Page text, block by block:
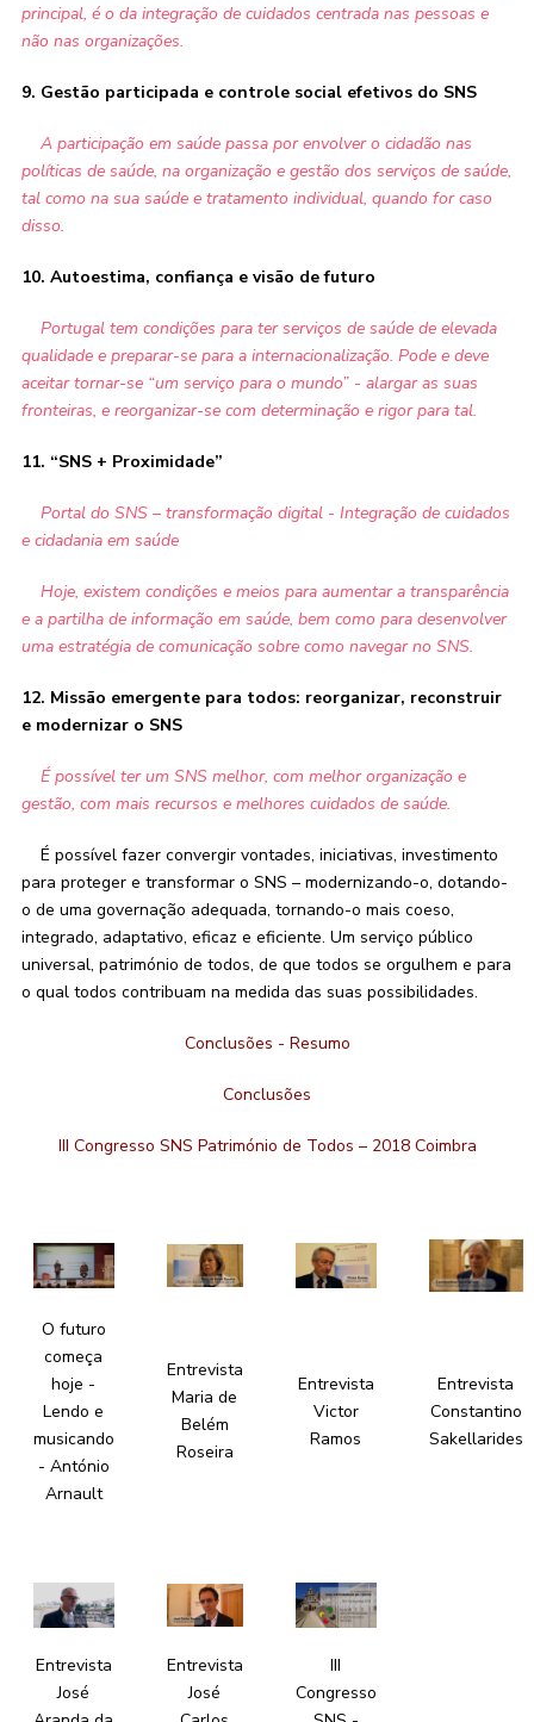
principal, é o da integração de cuidados centrada nas pessoas e
não nas organizações.
9. Gestão participada e controle social efetivos do SNS
A participação em saúde passa por envolver o cidadão nas
políticas de saúde, na organização e gestão dos serviços de saúde,
tal como na sua saúde e tratamento individual, quando for caso
disso.
10. Autoestima, confiança e visão de futuro
Portugal tem condições para ter serviços de saúde de elevada
qualidade e preparar-se para a internacionalização. Pode e deve
aceitar tornar-se “um serviço para o mundo” - alargar as suas
fronteiras, e reorganizar-se com determinação e rigor para tal.
11. “SNS + Proximidade”
Portal do SNS – transformação digital - Integração de cuidados
e cidadania em saúde
Hoje, existem condições e meios para aumentar a transparência
e a partilha de informação em saúde, bem como para desenvolver
uma estratégia de comunicação sobre como navegar no SNS.
12. Missão emergente para todos: reorganizar, reconstruir
e modernizar o SNS
É possível ter um SNS melhor, com melhor organização e
gestão, com mais recursos e melhores cuidados de saúde.
É possível fazer convergir vontades, iniciativas, investimento
para proteger e transformar o SNS – modernizando-o, dotando-
o de uma governação adequada, tornando-o mais coeso,
integrado, adaptativo, eficaz e eficiente. Um serviço público
universal, património de todos, de que todos se orgulhem e para
o qual todos contribuam na medida das suas possibilidades.
Conclusões - Resumo
Conclusões
III Congresso SNS Património de Todos – 2018 Coimbra
O futuro
começa
hoje -
Lendo e
musicando
- António
Arnault
Entrevista
Maria de
Belém
Roseira
Entrevista
Victor
Ramos
Entrevista
Constantino
Sakellarides
Entrevista
José
Entrevista
José
III
Congresso